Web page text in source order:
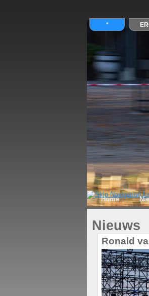
Home
Nieuws
Ronald